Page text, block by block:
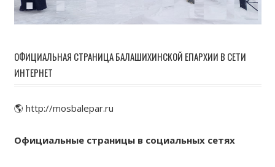
ОФИЦИАЛЬНАЯ СТРАНИЦА БАЛАШИХИНСКОЙ ЕПАРХИИ В СЕТИ
ИНТЕРНЕТ
🌎 http://mosbalepar.ru
Официальные страницы в социальных сетях